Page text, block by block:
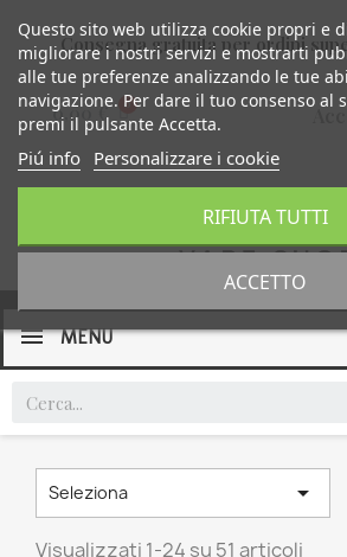
Consegna gratuita per ordini
0,00 €
MENU
Seleziona 
Visualizzati 1-24 su 51 articoli
Questo sito web utilizza cookie propri e
migliorare i nostri servizi e mostrarti
alle tue preferenze analizzando le tue
navigazione. Per dare il tuo consenso al
premi il pulsante Accetta.
Piú info Personalizzare i cookie
RIFIUTA TUTTI
ACCETTO